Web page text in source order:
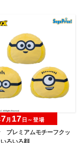
プレミアムモチーフクッ
7月 17 日～登場